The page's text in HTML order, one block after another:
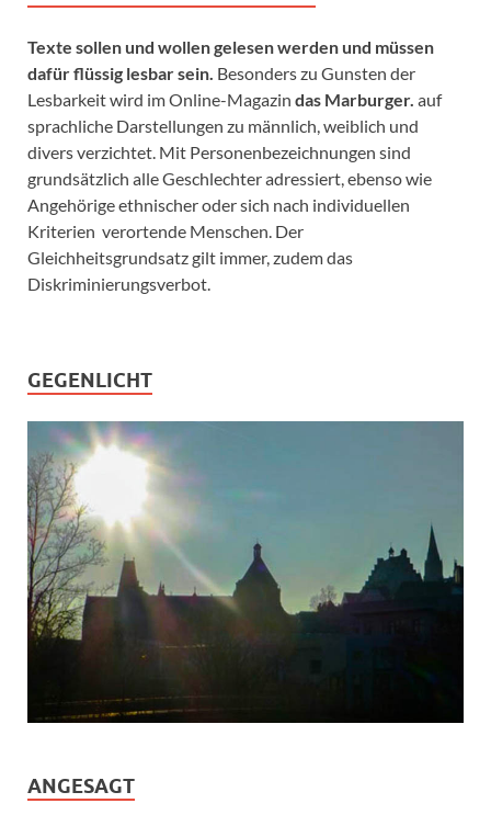
Texte sollen und wollen gelesen werden und müssen
dafür flüssig lesbar sein. Besonders zu Gunsten der
Lesbarkeit wird im Online-Magazin das Marburger. auf
sprachliche Darstellungen zu männlich, weiblich und
divers verzichtet. Mit Personenbezeichnungen sind
grundsätzlich alle Geschlechter adressiert, ebenso wie
Angehörige ethnischer oder sich nach individuellen
Kriterien verortende Menschen. Der
Gleichheitsgrundsatz gilt immer, zudem das
Diskriminierungsverbot.
GEGENLICHT
ANGESAGT